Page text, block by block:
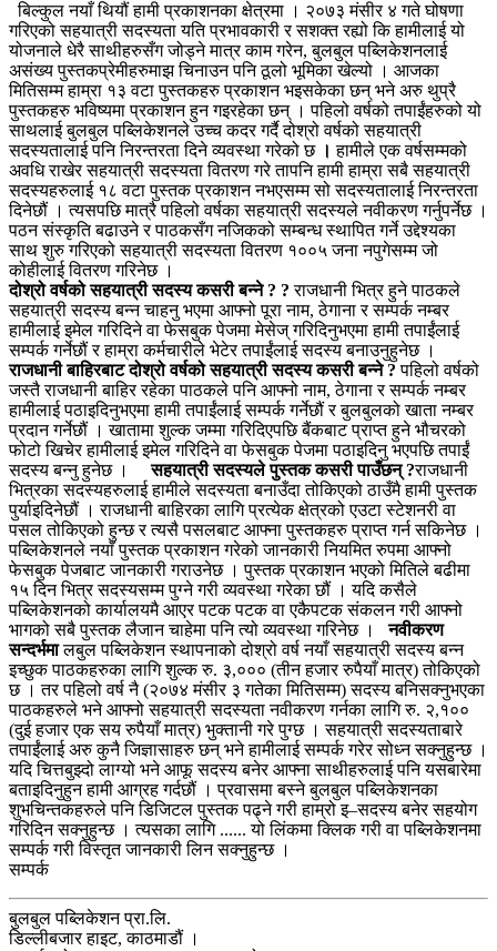
बिल्कुल नयाँ थियौं हामी प्रकाशनका क्षेत्रमा । २०७३ मंसीर ४ गते घोषणा
गरिएको सहयात्री सदस्यता यति प्रभावकारी र सशक्त रह्यो कि हामीलाई यो
योजनाले धेरै साथीहरुसँग जोड्ने मात्र काम गरेन, बुलबुल पब्लिकेशनलाई
असंख्य पुस्तकप्रेमीहरुमाझ चिनाउन पनि ठूलो भूमिका खेल्यो । आजका
मितिसम्म हाम्रा १३ वटा पुस्तकहरु प्रकाशन भइसकेका छन् भने अरु थुप्रै
पुस्तकहरु भविष्यमा प्रकाशन हुन गइरहेका छन् । पहिलो वर्षको तपाईंहरुको यो
साथलाई बुलबुल पब्लिकेशनले उच्च कदर गर्दै दोश्रो वर्षको सहयात्री
सदस्यतालाई पनि निरन्तरता दिने व्यवस्था गरेको छ । हामीले एक वर्षसम्मको
अवधि राखेर सहयात्री सदस्यता वितरण गरे तापनि हामी हाम्रा सबै सहयात्री
सदस्यहरुलाई १८ वटा पुस्तक प्रकाशन नभएसम्म सो सदस्यतालाई निरन्तरता
दिनेछौं । त्यसपछि मात्रै पहिलो वर्षका सहयात्री सदस्यले नवीकरण गर्नुपर्नेछ ।
पठन संस्कृति बढाउने र पाठकसँग नजिकको सम्बन्ध स्थापित गर्ने उद्देश्यका
साथ शुरु गरिएको सहयात्री सदस्यता वितरण १००५ जना नपुगेसम्म जो
कोहीलाई वितरण गरिनेछ ।
दोश्रो वर्षको सहयात्री सदस्य कसरी बन्ने ? ? राजधानी भित्र हुने पाठकले
सहयात्री सदस्य बन्न चाहनु भएमा आफ्नो पूरा नाम, ठेगाना र सम्पर्क नम्बर
हामीलाई इमेल गरिदिने वा फेसबुक पेजमा मेसेज् गरिदिनुभएमा हामी तपाईंलाई
सम्पर्क गर्नेछौं र हाम्रा कर्मचारीले भेटेर तपाईंलाई सदस्य बनाउनुहुनेछ ।
राजधानी बाहिरबाट दोश्रो वर्षको सहयात्री सदस्य कसरी बन्ने ? पहिलो वर्षको
जस्तै राजधानी बाहिर रहेका पाठकले पनि आफ्नो नाम, ठेगाना र सम्पर्क नम्बर
हामीलाई पठाइदिनुभएमा हामी तपाईंलाई सम्पर्क गर्नेछौं र बुलबुलको खाता नम्बर
प्रदान गर्नेछौं । खातामा शुल्क जम्मा गरिदिएपछि बैंकबाट प्राप्त हुने भौचरको
फोटो खिचेर हामीलाई इमेल गरिदिने वा फेसबुक पेजमा पठाइदिनु भएपछि तपाईं
सदस्य बन्नु हुनेछ ।सहयात्री सदस्यले पुस्तक कसरी पाउँछन् ?राजधानी
भित्रका सदस्यहरुलाई हामीले सदस्यता बनाउँदा तोकिएको ठाउँमै हामी पुस्तक
पुर्याइदिनेछौं । राजधानी बाहिरका लागि प्रत्येक क्षेत्रको एउटा स्टेशनरी वा
पसल तोकिएको हुन्छ र त्यसै पसलबाट आफ्ना पुस्तकहरु प्राप्त गर्न सकिनेछ ।
पब्लिकेशनले नयाँ पुस्तक प्रकाशन गरेको जानकारी नियमित रुपमा आफ्नो
फेसबुक पेजबाट जानकारी गराउनेछ । पुस्तक प्रकाशन भएको मितिले बढीमा
१५ दिन भित्र सदस्यसम्म पुग्ने गरी व्यवस्था गरेका छौं । यदि कसैले
पब्लिकेशनको कार्यालयमै आएर पटक पटक वा एकैपटक संकलन गरी आफ्नो
भागको सबै पुस्तक लैजान चाहेमा पनि त्यो व्यवस्था गरिनेछ ।नवीकरण
सन्दर्भमालबुल पब्लिकेशन स्थापनाको दोश्रो वर्ष नयाँ सहयात्री सदस्य बन्न
इच्छुक पाठकहरुका लागि शुल्क रु. ३,००० (तीन हजार रुपैयाँ मात्र) तोकिएको
छ । तर पहिलो वर्ष नै (२०७४ मंसीर ३ गतेका मितिसम्म) सदस्य बनिसक्नुभएका
पाठकहरुले भने आफ्नो सहयात्री सदस्यता नवीकरण गर्नका लागि रु. २,१००
(दुई हजार एक सय रुपैयाँ मात्र) भुक्तानी गरे पुग्छ । सहयात्री सदस्यताबारे
तपाईंलाई अरु कुनै जिज्ञासाहरु छन् भने हामीलाई सम्पर्क गरेर सोध्न सक्नुहुन्छ ।
यदि चित्तबुझ्दो लाग्यो भने आफू सदस्य बनेर आफ्ना साथीहरुलाई पनि यसबारेमा
बताइदिनुहुन हामी आग्रह गर्दछौं । प्रवासमा बस्ने बुलबुल पब्लिकेशनका
शुभचिन्तकहरुले पनि डिजिटल पुस्तक पढ्ने गरी हाम्रो इ–सदस्य बनेर सहयोग
गरिदिन सक्नुहुन्छ । त्यसका लागि ...... यो लिंकमा क्लिक गरी वा पब्लिकेशनमा
सम्पर्क गरी विस्तृत जानकारी लिन सक्नुहुन्छ ।
सम्पर्क
बुलबुल पब्लिकेशन प्रा.लि.
डिल्लीबजार हाइट, काठमाडौं ।